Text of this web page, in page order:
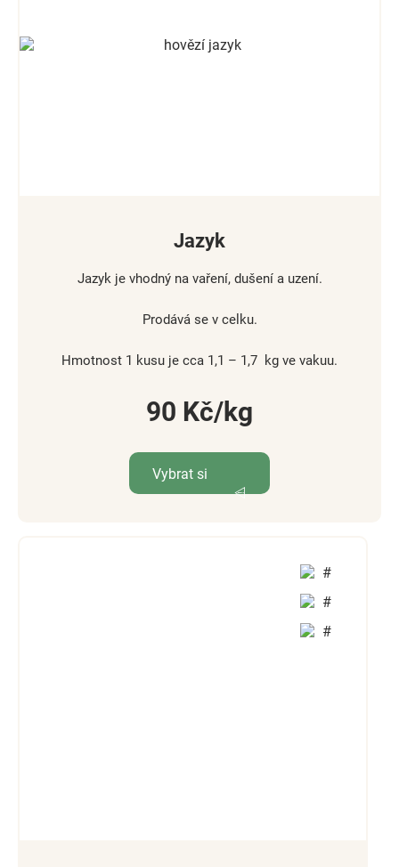
Jazyk
Jazyk je vhodný na vaření, dušení a uzení.
Prodává se v celku.
Hmotnost 1 kusu je cca 1,1 – 1,7 kg ve vakuu.
90 Kč
Vybrat si